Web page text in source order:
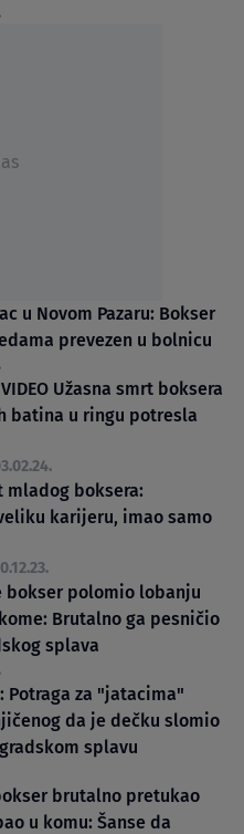
u Novom Pazaru: Bokser
prevezen u bolnicu
VIDEO Užasna smrt boksera
batina u ringu potresla
mladog boksera:
karijeru, imao samo
bokser polomio lobanju
Brutalno ga pesničio
splava
Potraga za "jatacima"
da je dečku slomio
splavu
brutalno pretukao
u komu: Šanse da